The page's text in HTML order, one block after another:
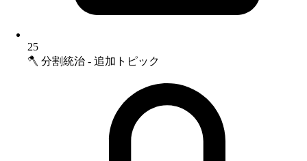
25
🪓 分割統治 - 追加トピック